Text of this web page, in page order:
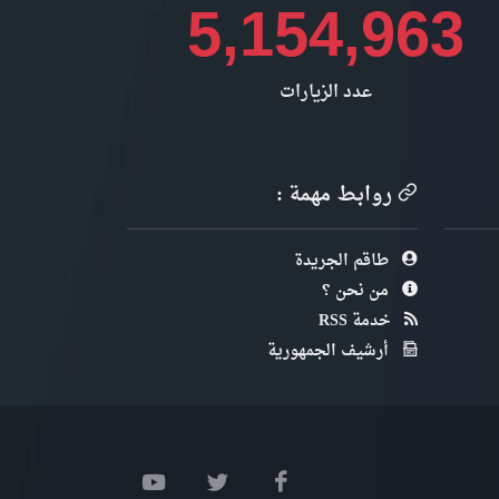
5,154,963
عدد الزيارات
روابط مهمة :
طاقم الجريدة
من نحن ؟
خدمة RSS
أرشيف الجمهورية